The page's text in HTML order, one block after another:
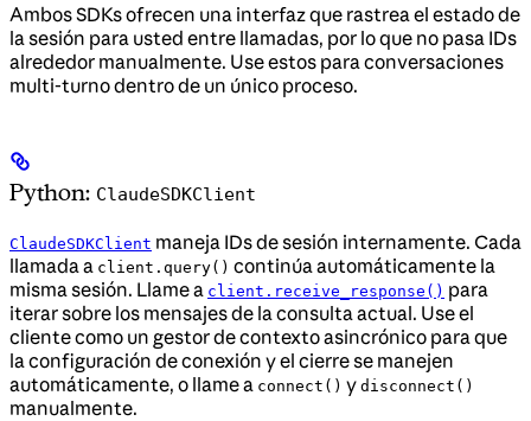
Ambos SDKs ofrecen una interfaz que rastrea el estado de
la sesión para usted entre llamadas, por lo que no pasa IDs
alrededor manualmente. Use estos para conversaciones
multi-turno dentro de un único proceso.
Python: ClaudeSDKClient
ClaudeSDKClient maneja IDs de sesión internamente. Cada
llamada a client.query() continúa automáticamente la
misma sesión. Llame a client.receive_response() para
iterar sobre los mensajes de la consulta actual. Use el
cliente como un gestor de contexto asincrónico para que
la configuración de conexión y el cierre se manejen
automáticamente, o llame a connect() y disconnect()
manualmente.